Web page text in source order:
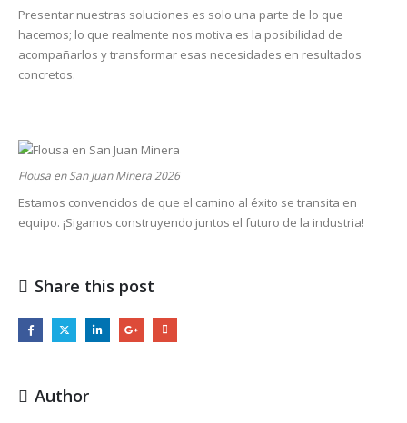
Presentar nuestras soluciones es solo una parte de lo que
hacemos; lo que realmente nos motiva es la posibilidad de
acompañarlos y transformar esas necesidades en resultados
concretos.
Flousa en San Juan Minera 2026
Estamos convencidos de que el camino al éxito se transita en
equipo. ¡Sigamos construyendo juntos el futuro de la industria!
Share this post
Author